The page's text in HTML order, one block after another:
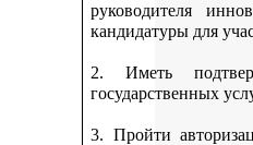
руководителя
кандидатуры для
2. Иметь
государственных
3. Пройти